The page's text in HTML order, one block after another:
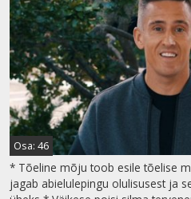
Osa: 46
* Tõeline mõju toob esile tõelise
jagab abielulepingu olulisusest ja